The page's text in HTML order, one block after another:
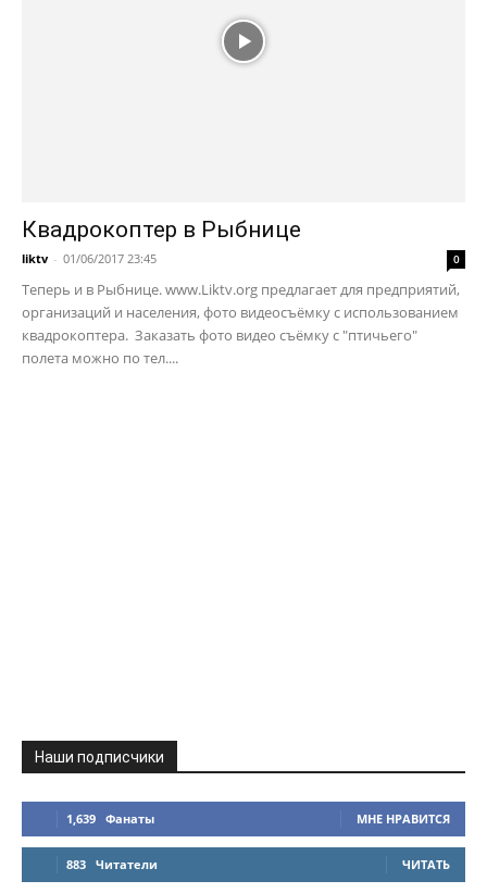
Квадрокоптер в Рыбнице
liktv - 01/06/2017 23:45 0
Теперь и в Рыбнице. www.Liktv.org предлагает для предприятий,
организаций и населения, фото видеосъёмку с использованием
квадрокоптера. Заказать фото видео съёмку с "птичьего"
полета можно по тел....
Наши подписчики
1,639 Фанаты МНЕ НРАВИТСЯ
883 Читатели ЧИТАТЬ